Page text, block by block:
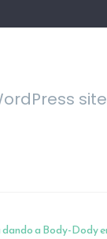
site
a Body-Dody